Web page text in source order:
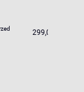
299,00 PLN